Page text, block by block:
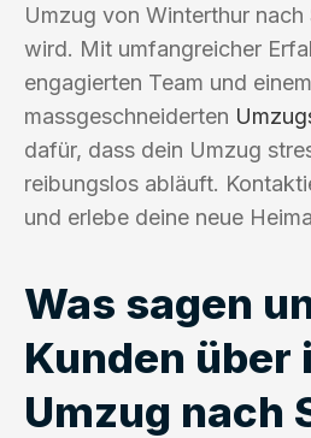
Umzug von Winterthur nach
wird. Mit umfangreicher
engagierten Team und einem
massgeschneiderten
dafür, dass dein Umzug
reibungslos abläuft.
und erlebe deine neue
Was sagen
Kunden über
Umzug nach